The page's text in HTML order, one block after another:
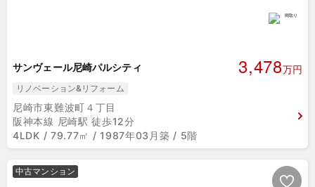
サンヴェール尼崎パルシティ 3,478万円
リノベーション&リフォーム
尼崎市東難波町４丁目
阪神本線 尼崎駅 徒歩12分
4LDK / 79.77㎡ / 1987年03月築 / 5階
中古マンション